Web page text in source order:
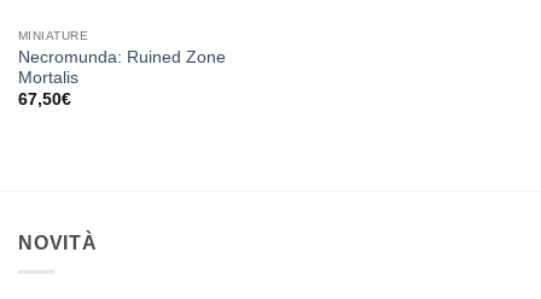
MINIATURE
Necromunda: Ruined Zone
Mortalis
67,50€
NOVITÀ